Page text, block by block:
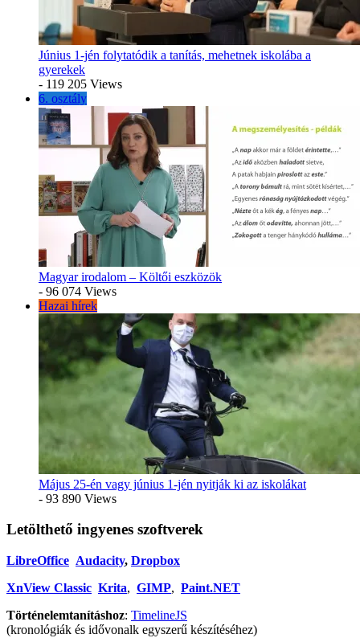
Június 1-jén folytatódik a tanítás, mehetnek iskolába a
gyerekek
- 119 205 Views
6. osztály
Magyar irodalom – Költői eszközök
- 96 074 Views
Hazai hírek
Május 25-én vagy június 1-jén nyitják ki az iskolákat
- 93 890 Views
Letölthető ingyenes szoftverek
LibreOffice Audacity, Dropbox
XnView Classic Krita, GIMP, Paint.NET
Történelemtanításhoz: TimelineJS
(kronológiák és idővonalk egyszerű készítéséhez)